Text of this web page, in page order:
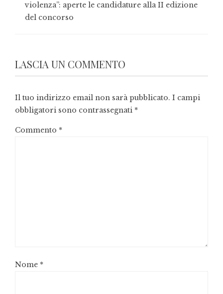
violenza”: aperte le candidature alla II edizione
del concorso
LASCIA UN COMMENTO
Il tuo indirizzo email non sarà pubblicato. I campi
obbligatori sono contrassegnati *
Commento *
Nome *